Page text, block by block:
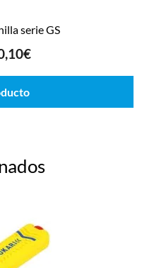
serie GS
€